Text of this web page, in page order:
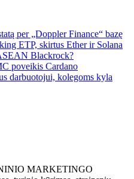
per „Doppler Finance“ bazę
ETP, skirtus Ether ir Solana
Blackrock?
poveikis Cardano
darbuotojui, kolegoms kyla
MARKETINGO